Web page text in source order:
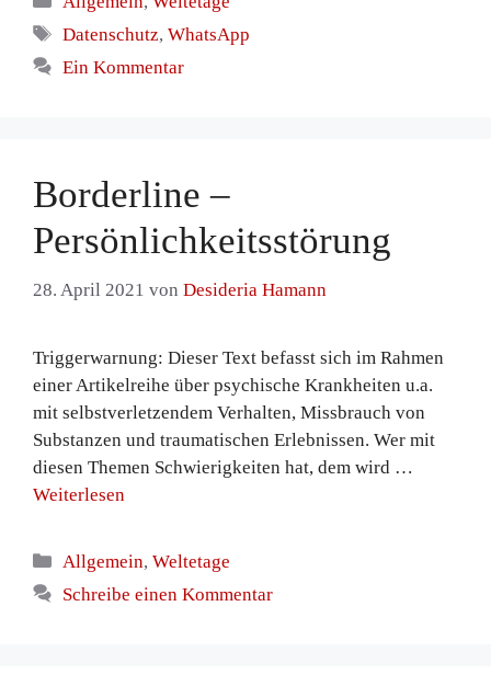
Schlagwörter
Datenschutz,WhatsApp
Ein Kommentar
Borderline –
Persönlichkeitsstörung
28. April 2021 von Desideria Hamann
Triggerwarnung: Dieser Text befasst sich im Rahmen
einer Artikelreihe über psychische Krankheiten u.a.
mit selbstverletzendem Verhalten, Missbrauch von
Substanzen und traumatischen Erlebnissen. Wer mit
diesen Themen Schwierigkeiten hat, dem wird …
Weiterlesen
Kategorien
Allgemein,Weltetage
Schreibe einen Kommentar